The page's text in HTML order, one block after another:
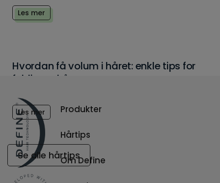
Les mer
Hvordan få volum i håret: enkle tips for
fyldigere hår
Les mer
Se alle hårtips
Produkter
Hårtips
Om Define